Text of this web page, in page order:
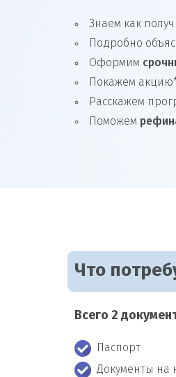
Знаем как
Подробно
Оформим
Покажем
Расскажем
Поможем
Что
Всего 2
Паспорт
Документы на